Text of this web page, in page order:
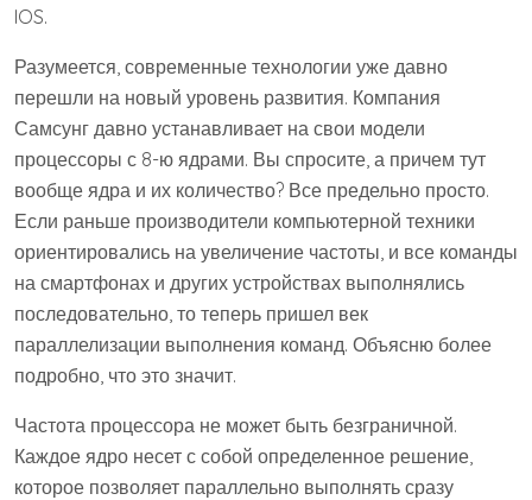
IOS.
Разумеется, современные технологии уже давно
перешли на новый уровень развития. Компания
Самсунг давно устанавливает на свои модели
процессоры с 8-ю ядрами. Вы спросите, а причем тут
вообще ядра и их количество? Все предельно просто.
Если раньше производители компьютерной техники
ориентировались на увеличение частоты, и все команды
на смартфонах и других устройствах выполнялись
последовательно, то теперь пришел век
параллелизации выполнения команд. Объясню более
подробно, что это значит.
Частота процессора не может быть безграничной.
Каждое ядро несет с собой определенное решение,
которое позволяет параллельно выполнять сразу